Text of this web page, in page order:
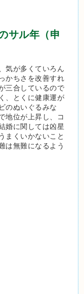
サル年（申
気が多くていろん
かちさを改善すれ
三合しているので
、とくに健康運が
のぬいぐるみな
地位が上昇し、コ
婚に関しては凶星
まくいかないこと
は無難になるよう